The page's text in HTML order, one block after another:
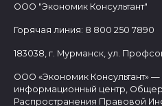
ООО "Экономик Консультант"
Горячая линия: 8 800 250 7890
183038, г. Мурманск, ул.
ООО «Экономик Консультант» —
информационный центр,
Распространения Правовой